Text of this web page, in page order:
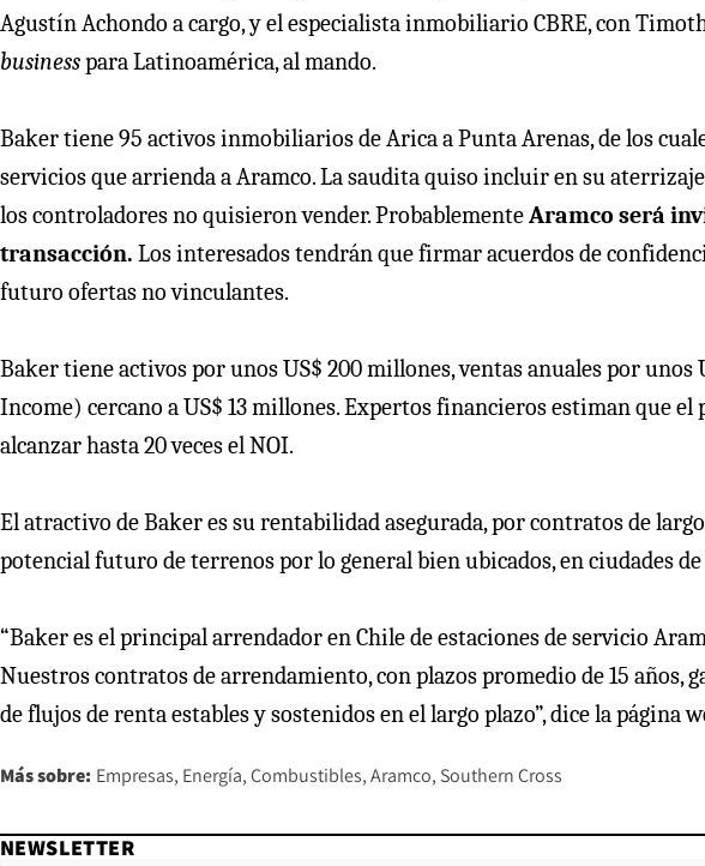
Agustín Achondo a cargo, y el especialista inmobiliario CBRE, con
businesspara Latinoamérica, al mando.
Baker tiene 95 activos inmobiliarios de Arica a Punta Arenas, de los
servicios que arrienda a Aramco. La saudita quiso incluir en su
los controladores no quisieron vender. ProbablementeAramco será
transacción. Los interesados tendrán que firmar acuerdos de
futuro ofertas no vinculantes.
Baker tiene activos por unos US$ 200 millones, ventas anuales por
Income) cercano a US$ 13 millones. Expertos financieros estiman que
alcanzar hasta 20 veces el NOI.
El atractivo de Baker es su rentabilidad asegurada, por contratos de
potencial futuro de terrenos por lo general bien ubicados, en ciudades
“Baker es el principal arrendador en Chile de estaciones de servicio
Nuestros contratos de arrendamiento, con plazos promedio de 15 años,
de flujos de renta estables y sostenidos en el largo plazo”, dice la página
Más sobre: Empresas Energía Combustibles Aramco Southern Cross
NEWSLETTER